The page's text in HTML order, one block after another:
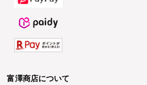
富澤商店について